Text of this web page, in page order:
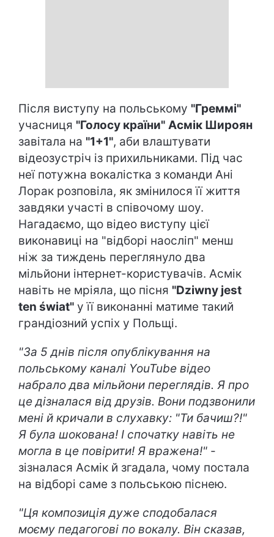
Після виступу на польському "Греммі"
учасниця "Голосу країни" Асмік Широян
завітала на "1+1", аби влаштувати
відеозустріч із прихильниками. Під час
неї потужна вокалістка з команди Ані
Лорак розповіла, як змінилося її життя
завдяки участі в співочому шоу.
Нагадаємо, що відео виступу цієї
виконавиці на "відборі наосліп" менш
ніж за тиждень переглянуло два
мільйони інтернет-користувачів. Асмік
навіть не мріяла, що пісня "Dziwny jest
ten świat" у її виконанні матиме такий
грандіозний успіх у Польщі.
"За 5 днів після опублікування на
польському каналі YouTube відео
набрало два мільйони переглядів. Я про
це дізналася від друзів. Вони подзвонили
мені й кричали в слухавку: "Ти бачиш?!"
Я була шокована! І спочатку навіть не
могла в це повірити! Я вражена!" -
зізналася Асмік й згадала, чому постала
на відборі саме з польською піснею.
"Ця композиція дуже сподобалася
моєму педагогові по вокалу. Він сказав,